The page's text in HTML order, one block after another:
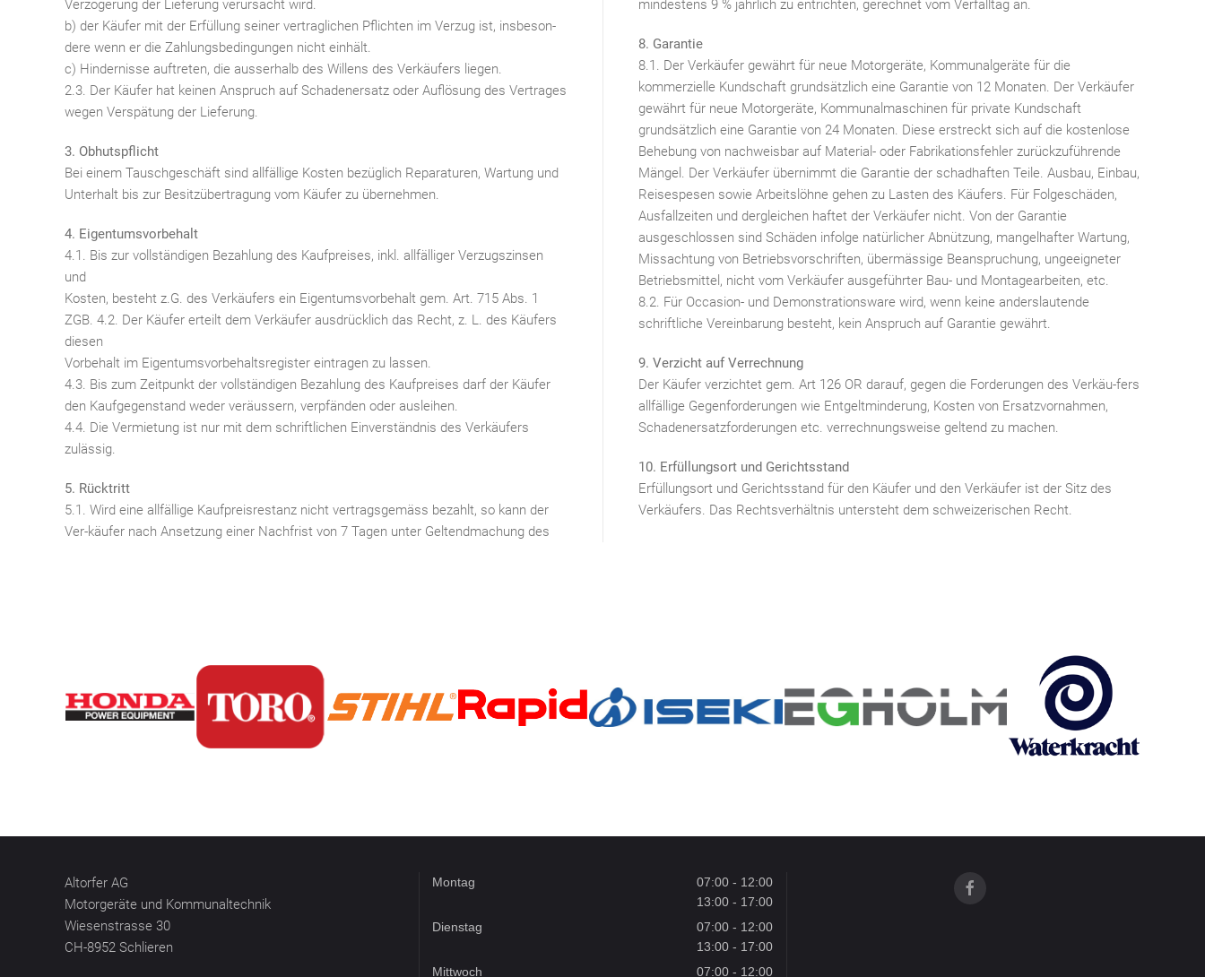
Verzögerung der Lieferung verursacht wird.
b) der Käufer mit der Erfüllung seiner vertraglichen Pflichten im Verzug ist, insbeson-
dere wenn er die Zahlungsbedingungen nicht einhält.
c) Hindernisse auftreten, die ausserhalb des Willens des Verkäufers liegen.
2.3. Der Käufer hat keinen Anspruch auf Schadenersatz oder Auflösung des Vertrages
wegen Verspätung der Lieferung.
3. Obhutspflicht
Bei einem Tauschgeschäft sind allfällige Kosten bezüglich Reparaturen, Wartung und
Unterhalt bis zur Besitzübertragung vom Käufer zu übernehmen.
4. Eigentumsvorbehalt
4.1. Bis zur vollständigen Bezahlung des Kaufpreises, inkl. allfälliger Verzugszinsen
und
Kosten, besteht z.G. des Verkäufers ein Eigentumsvorbehalt gem. Art. 715 Abs. 1
ZGB. 4.2. Der Käufer erteilt dem Verkäufer ausdrücklich das Recht, z. L. des Käufers
diesen
Vorbehalt im Eigentumsvorbehaltsregister eintragen zu lassen.
4.3. Bis zum Zeitpunkt der vollständigen Bezahlung des Kaufpreises darf der Käufer
den Kaufgegenstand weder veräussern, verpfänden oder ausleihen.
4.4. Die Vermietung ist nur mit dem schriftlichen Einverständnis des Verkäufers
zulässig.
5. Rücktritt
5.1. Wird eine allfällige Kaufpreisrestanz nicht vertragsgemäss bezahlt, so kann der
Ver-käufer nach Ansetzung einer Nachfrist von 7 Tagen unter Geltendmachung des
mindestens 9 % jährlich zu entrichten, gerechnet vom Verfalltag an.
8. Garantie
8.1. Der Verkäufer gewährt für neue Motorgeräte, Kommunalgeräte für die
kommerzielle Kundschaft grundsätzlich eine Garantie von 12 Monaten. Der Verkäufer
gewährt für neue Motorgeräte, Kommunalmaschinen für private Kundschaft
grundsätzlich eine Garantie von 24 Monaten. Diese erstreckt sich auf die kostenlose
Behebung von nachweisbar auf Material- oder Fabrikationsfehler zurückzuführende
Mängel. Der Verkäufer übernimmt die Garantie der schadhaften Teile. Ausbau, Einbau,
Reisespesen sowie Arbeitslöhne gehen zu Lasten des Käufers. Für Folgeschäden,
Ausfallzeiten und dergleichen haftet der Verkäufer nicht. Von der Garantie
ausgeschlossen sind Schäden infolge natürlicher Abnützung, mangelhafter Wartung,
Missachtung von Betriebsvorschriften, übermässige Beanspruchung, ungeeigneter
Betriebsmittel, nicht vom Verkäufer ausgeführter Bau- und Montagearbeiten, etc.
8.2. Für Occasion- und Demonstrationsware wird, wenn keine anderslautende
schriftliche Vereinbarung besteht, kein Anspruch auf Garantie gewährt.
9. Verzicht auf Verrechnung
Der Käufer verzichtet gem. Art 126 OR darauf, gegen die Forderungen des Verkäu-fers
allfällige Gegenforderungen wie Entgeltminderung, Kosten von Ersatzvornahmen,
Schadenersatzforderungen etc. verrechnungsweise geltend zu machen.
10. Erfüllungsort und Gerichtsstand
Erfüllungsort und Gerichtsstand für den Käufer und den Verkäufer ist der Sitz des
Verkäufers. Das Rechtsverhältnis untersteht dem schweizerischen Recht.
Altorfer AG
Motorgeräte und Kommunaltechnik
Wiesenstrasse 30
CH-8952 Schlieren
Montag
07:00 - 12:00
13:00 - 17:00
Dienstag
07:00 - 12:00
13:00 - 17:00
Mittwoch
07:00 - 12:00